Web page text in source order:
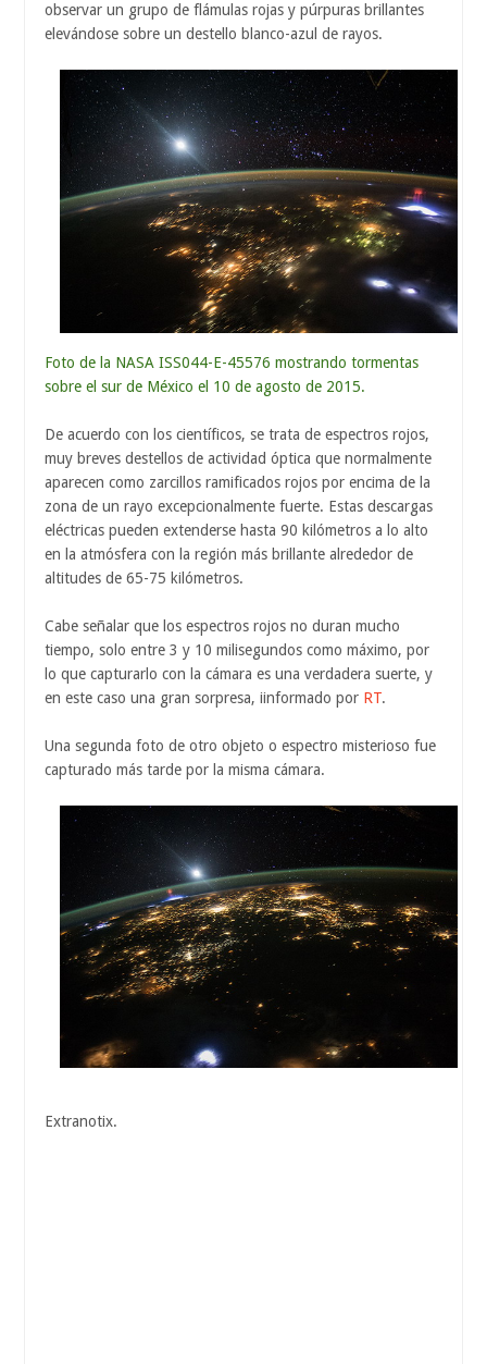
observar un grupo de flámulas rojas y púrpuras brillantes
elevándose sobre un destello blanco-azul de rayos.
Foto de la NASA ISS044-E-45576 mostrando tormentas
sobre el sur de México el 10 de agosto de 2015.
De acuerdo con los científicos, se trata de espectros rojos,
muy breves destellos de actividad óptica que normalmente
aparecen como zarcillos ramificados rojos por encima de la
zona de un rayo excepcionalmente fuerte. Estas descargas
eléctricas pueden extenderse hasta 90 kilómetros a lo alto
en la atmósfera con la región más brillante alrededor de
altitudes de 65-75 kilómetros.
Cabe señalar que los espectros rojos no duran mucho
tiempo, solo entre 3 y 10 milisegundos como máximo, por
lo que capturarlo con la cámara es una verdadera suerte, y
en este caso una gran sorpresa, iinformado por RT.
Una segunda foto de otro objeto o espectro misterioso fue
capturado más tarde por la misma cámara.
Extranotix.